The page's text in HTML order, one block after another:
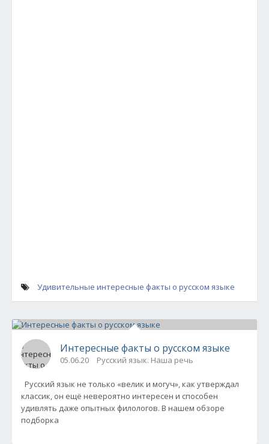
Удивительные интересные факты о русском языке
Интересные факты о русском языке
05.06.20 Русский язык. Наша речь
Русский язык не только «велик и могуч», как утверждал
классик, он ещё невероятно интересен и способен
удивлять даже опытных филологов. В нашем обзоре
подборка